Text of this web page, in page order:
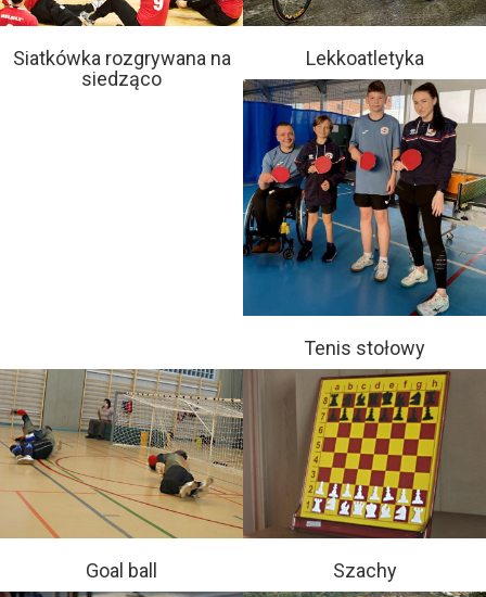
Siatkówka rozgrywana na
siedząco
Lekkoatletyka
Tenis stołowy
Goal ball Szachy